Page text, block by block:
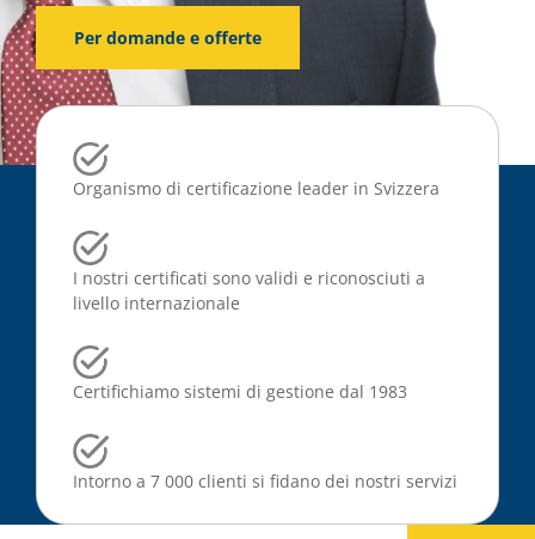
Per domande e offerte
Organismo di certificazione leader in Svizzera
I nostri certificati sono validi e riconosciuti a
livello internazionale
Certifichiamo sistemi di gestione dal 1983
Intorno a 7 000 clienti si fidano dei nostri servizi